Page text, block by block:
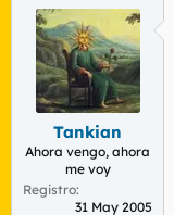
Tankian
Ahora vengo, ahora
me voy
Registro
31 May 2005